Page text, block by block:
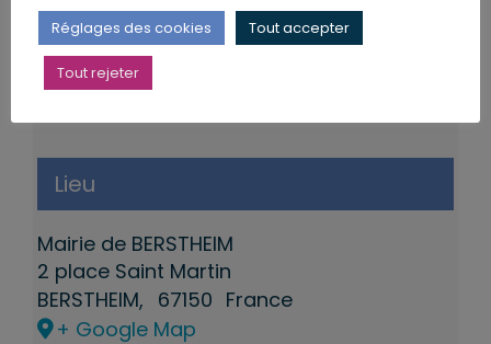
Lieu
Mairie de BERSTHEIM
2 place Saint Martin
BERSTHEIM, 67150 France
+ Google Map
Réglages des cookies Tout accepter
Tout rejeter